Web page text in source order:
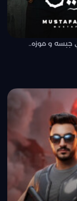
و موزه..